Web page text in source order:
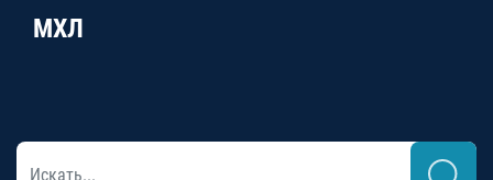
МХЛ